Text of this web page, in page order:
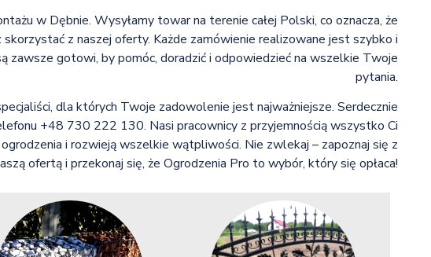
w Dębnie. Wysyłamy towar na terenie całej Polski, co oznacza, że
z naszej oferty. Każde zamówienie realizowane jest szybko i
zawsze gotowi, by pomóc, doradzić i odpowiedzieć na wszelkie Twoje
pytania.
dla których Twoje zadowolenie jest najważniejsze. Serdecznie
+48 730 222 130. Nasi pracownicy z przyjemnością wszystko Ci
i rozwieją wszelkie wątpliwości. Nie zwlekaj – zapoznaj się z
ofertą i przekonaj się, że Ogrodzenia Pro to wybór, który się opłaca!